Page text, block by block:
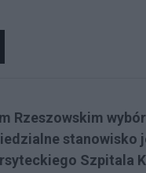
Rzeszowskim
stanowisko
Szpitala